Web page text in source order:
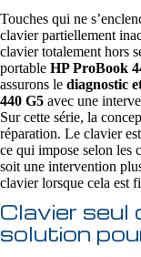
Touches qui ne
clavier partiellement
clavier totalement hors
portable HP ProBook
assurons le diagnostic
440 G5 avec une
Sur cette série, la
réparation. Le clavier
ce qui impose selon les
soit une intervention
clavier lorsque cela est
Clavier seul
solution